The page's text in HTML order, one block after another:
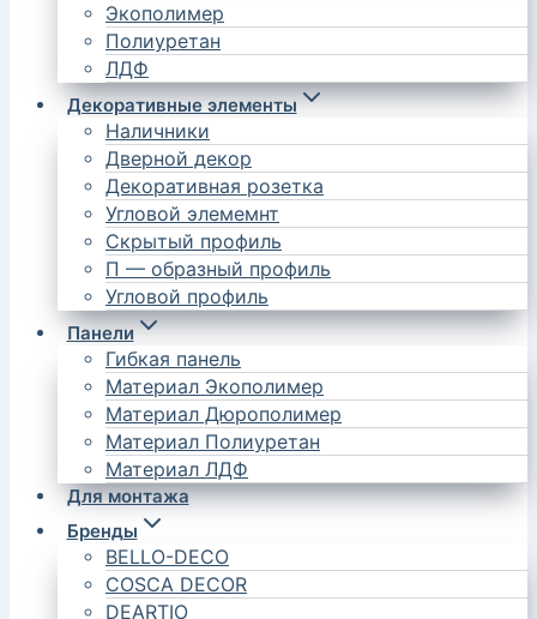
Экополимер
Полиуретан
ЛДФ
Декоративные элементы
Наличники
Дверной декор
Декоративная розетка
Угловой элемемнт
Скрытый профиль
П — образный профиль
Угловой профиль
Панели
Гибкая панель
Материал Экополимер
Материал Дюрополимер
Материал Полиуретан
Материал ЛДФ
Для монтажа
Бренды
BELLO-DECO
COSCA DECOR
DEARTIO